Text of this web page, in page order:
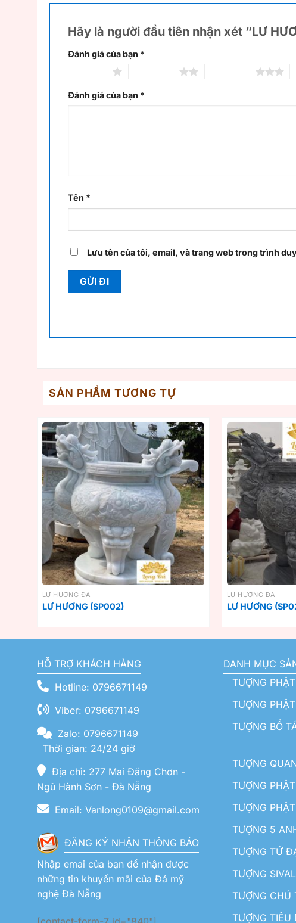
Hãy là người đầu tiên nhận xét “LƯ
Đánh giá của bạn *
Đánh giá của bạn *
Tên *
Lưu tên của tôi, email, và trang web trong trình
SẢN PHẨM TƯƠNG TỰ
LƯ HƯƠNG ĐÁ
LƯ HƯƠNG (SP002)
LƯ HƯƠNG ĐÁ
LƯ HƯƠNG
HỖ TRỢ KHÁCH HÀNG
Hotline: 0796671149
Viber: 0796671149
Zalo: 0796671149
Thời gian: 24/24 giờ
Địa chỉ: 277 Mai Đăng Chơn -
Ngũ Hành Sơn - Đà Nẵng
Email: Vanlong0109@gmail.com
ĐĂNG KÝ NHẬN THÔNG BÁO
Nhập emai của bạn để nhận được
những tin khuyến mãi của Đá mỹ
nghệ Đà Nẵng
DANH MỤC
TƯỢNG
TƯỢNG
TƯỢNG BỒ
TƯỢNG
TƯỢNG
TƯỢNG
TƯỢNG 5
TƯỢNG TỨ
TƯỢNG
TƯỢNG CHÚ
TƯỢNG TIÊU